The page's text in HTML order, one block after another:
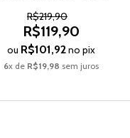
R$219,90
R$119,90
ou R$101,92no pix
6x de R$19,98 sem juros